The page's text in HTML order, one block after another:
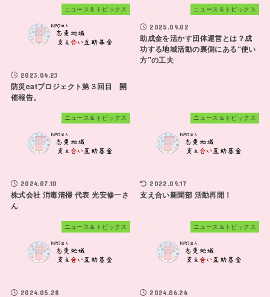
ニュース＆トピックス
2023.04.23
防災eatプロジェクト第３回目 開
催報告。
ニュース＆トピックス
2025.09.02
助成金を活かす団体運営とは？成
功する地域活動の裏側にある“使い
方”の工夫
ニュース＆トピックス
2024.07.10
株式会社 消毒清掃 代表 光安修一さ
ん
ニュース＆トピックス
2022.09.17
支え合い新聞部 活動再開！
ニュース＆トピックス
2024.05.28
ニュース＆トピックス
2024.06.26